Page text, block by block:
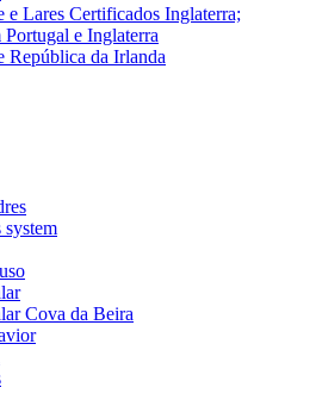
e Lares Certificados Inglaterra;
e Inglaterra
República da Irlanda
system
Cova da Beira